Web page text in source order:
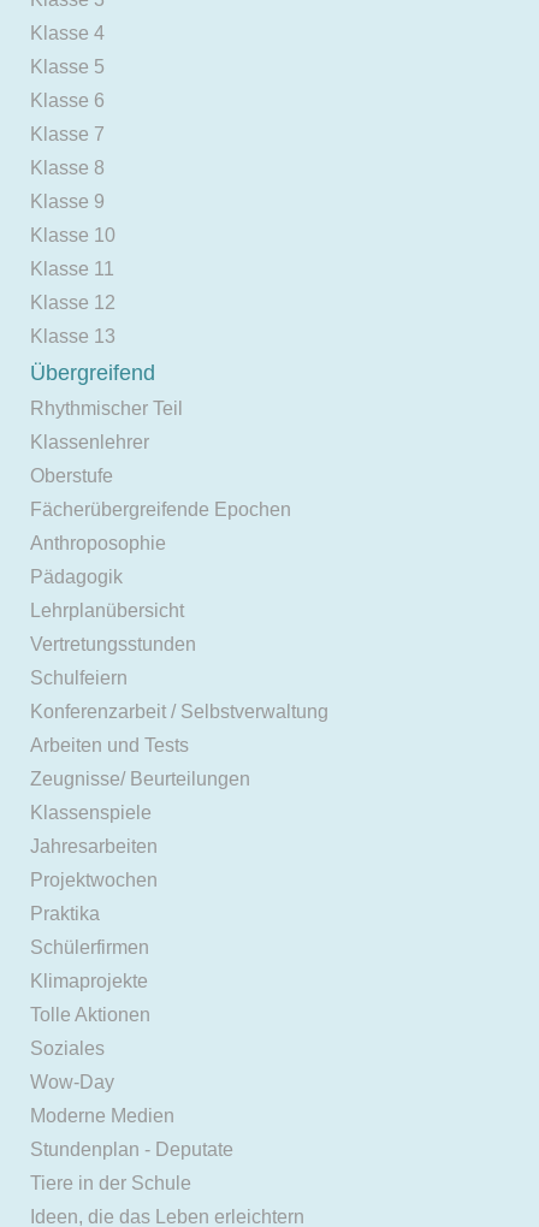
Klasse 4
Klasse 5
Klasse 6
Klasse 7
Klasse 8
Klasse 9
Klasse 10
Klasse 11
Klasse 12
Klasse 13
Übergreifend
Rhythmischer Teil
Klassenlehrer
Oberstufe
Fächerübergreifende Epochen
Anthroposophie
Pädagogik
Lehrplanübersicht
Vertretungsstunden
Schulfeiern
Konferenzarbeit / Selbstverwaltung
Arbeiten und Tests
Zeugnisse/ Beurteilungen
Klassenspiele
Jahresarbeiten
Projektwochen
Praktika
Schülerfirmen
Klimaprojekte
Tolle Aktionen
Soziales
Wow-Day
Moderne Medien
Stundenplan - Deputate
Tiere in der Schule
Ideen, die das Leben erleichtern